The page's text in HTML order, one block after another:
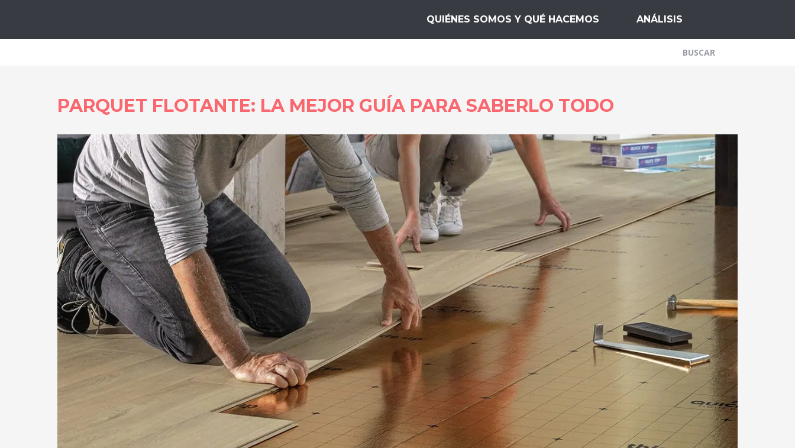
QUIÉNES SOMOS Y QUÉ HACEMOS ANÁLISIS
PARQUET FLOTANTE: LA MEJOR GUÍA PARA SABERLO TODO